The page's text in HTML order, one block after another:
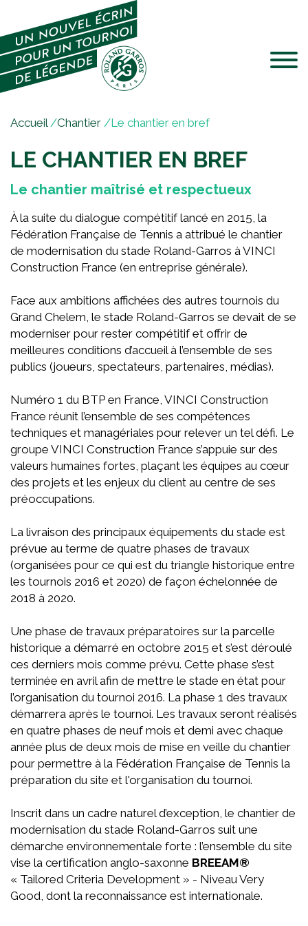
Jump to navigation
V
u
ê
e
s
i
c
Accueil/Chantier /Le chantier en bref
LE CHANTIER EN BREF
Le chantier maîtrisé et respectueux
À la suite du dialogue compétitif lancé en 2015, la
Fédération Française de Tennis a attribué le chantier
de modernisation du stade Roland-Garros à VINCI
Construction France (en entreprise générale).
Face aux ambitions affichées des autres tournois du
Grand Chelem, le stade Roland-Garros se devait de se
moderniser pour rester compétitif et offrir de
meilleures conditions d’accueil à l’ensemble de ses
publics (joueurs, spectateurs, partenaires, médias).
Numéro 1 du BTP en France, VINCI Construction
France réunit l’ensemble de ses compétences
techniques et managériales pour relever un tel défi. Le
groupe VINCI Construction France s’appuie sur des
valeurs humaines fortes, plaçant les équipes au cœur
des projets et les enjeux du client au centre de ses
préoccupations.
La livraison des principaux équipements du stade est
prévue au terme de quatre phases de travaux
(organisées pour ce qui est du triangle historique entre
les tournois 2016 et 2020) de façon échelonnée de
2018 à 2020.
Une phase de travaux préparatoires sur la parcelle
historique a démarré en octobre 2015 et s’est déroulé
ces derniers mois comme prévu. Cette phase s’est
terminée en avril afin de mettre le stade en état pour
l’organisation du tournoi 2016. La phase 1 des travaux
démarrera après le tournoi. Les travaux seront réalisés
en quatre phases de neuf mois et demi avec chaque
année plus de deux mois de mise en veille du chantier
pour permettre à la Fédération Française de Tennis la
préparation du site et l'organisation du tournoi.
Inscrit dans un cadre naturel d’exception, le chantier de
modernisation du stade Roland-Garros suit une
démarche environnementale forte : l’ensemble du site
vise la certification anglo-saxonne BREEAM®
« Tailored Criteria Development » - Niveau Very
Good, dont la reconnaissance est internationale.